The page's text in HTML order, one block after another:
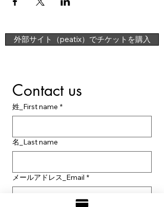
外部サイト（peatix）でチケットを購入
Contact us
姓_First name *
名_Last name
メールアドレス_Email *